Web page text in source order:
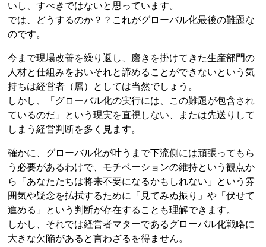
いし、すべきではないと思っています。
では、どうするのか？？これがグローバル化最後の難題な
のです。
今まで現場改善を繰り返し、磨きを掛けてきた生産部門の
人材と仕組みをおいそれと諦めることができないという気
持ちは経営者（層）としては当然でしょう。
しかし、「グローバル化の実行には、この難題が包含され
ているのだ」という現実を直視しない、または先送りして
しまう経営判断を多く見ます。
確かに、グローバル化が叶うまで下流側には頑張ってもら
う必要があるわけで、モチベーションの維持という観点か
ら「あなたたちは将来不要になるかもしれない」という雰
囲気や疑念を払拭するために「見てみぬ振り」や「伏せて
進める」という判断が存在することも理解できます。
しかし、それでは経営者マターであるグローバル化戦略に
大きな欠陥があると言わざるを得ません。